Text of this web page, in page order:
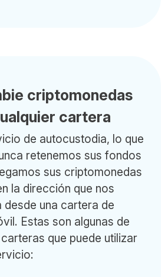
criptomonedas
cartera
de autocustodia, lo que
retenemos sus fondos
sus criptomonedas
la dirección que nos
desde una cartera de
Estas son algunas de
que puede utilizar